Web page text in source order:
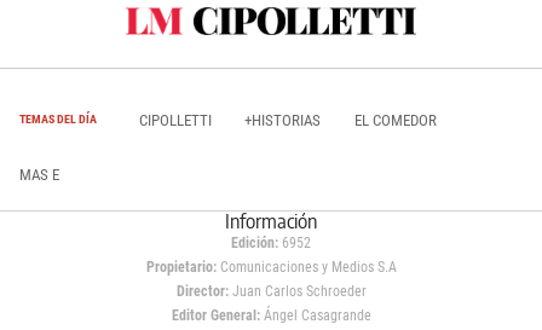
TEMAS DEL DÍA CIPOLLETTI +HISTORIAS EL COMEDOR
MAS E
Información
Edición: 6952
Propietario:Comunicaciones y Medios S.A
Director: Juan Carlos Schroeder
Editor General:Ángel Casagrande